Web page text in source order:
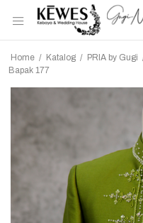
Home / Katalog / PRIA by Gugi
Bapak 177